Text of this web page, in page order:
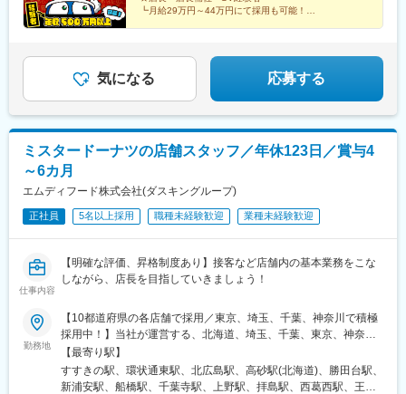
┗月給29万円～44万円にて採用も可能！
自分の力を試したい方には最適な環境です。
気になる 応募する
ミスタードーナツの店舗スタッフ／年休123日／賞与4
～6カ月
エムディフード株式会社(ダスキングループ)
正社員 5名以上採用 職種未経験歓迎 業種未経験歓迎
仕事内容
【明確な評価、昇格制度あり】接客など店舗内の基本業務をこな
しながら、店長を目指していきましょう！
勤務地
【10都道府県の各店舗で採用／東京、埼玉、千葉、神奈川で積極
採用中！】当社が運営する、北海道、埼玉、千葉、東京、神奈
川、愛知、大阪、兵庫、岡山、高知の「ミスタードーナツショッ
プ」のいずれかに配属※当社は株式会社ダスキンとフランチャイズ
契約を結び、一部エリアのミスタードーナツ店舗の運営していま
【最寄り駅】
すすきの駅、環状通東駅、北広島駅、高砂駅(北海道)、勝田台駅、
新浦安駅、船橋駅、千葉寺駅、上野駅、拝島駅、西葛西駅、王子